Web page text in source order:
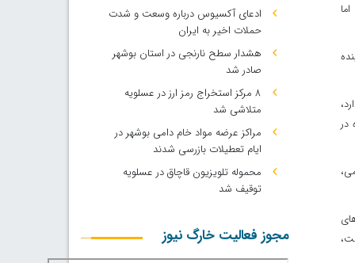
در
ادعای آکسیوس درباره وسعت و شدت
حملات اخیر به ایران
هشدار سطح نارنجی در استان بوشهر
صادر شد
۸ مرکز استخراج رمز ارز در عسلویه
متلاشی شد
مراکز عرضه مواد خام دامی بوشهر در
ایام تعطیلات بازرسی شدند
محموله تلویزیون قاچاق در عسلویه
توقیف شد
مجوز فعالیت خارگ نیوز